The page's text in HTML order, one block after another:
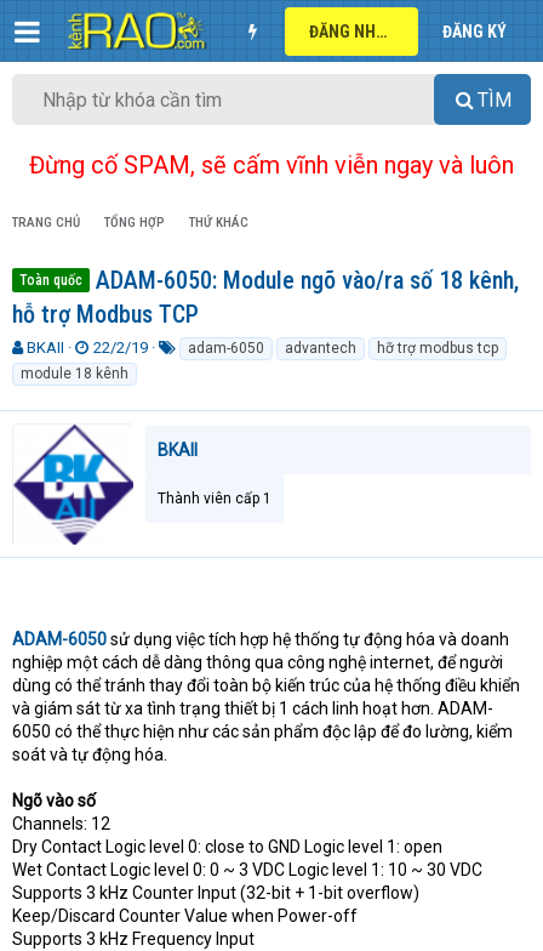
ĐĂNG NHẬP ĐĂNG KÝ
TÌM
Đừng cố SPAM, sẽ cấm vĩnh viễn ngay và luôn
TRANG CHỦ TỔNG HỢP THỨ KHÁC
Toàn quốc
ADAM-6050: Module ngõ vào/ra số 18 kênh,
hỗ trợ Modbus TCP
T
h
r
e
s
t
BKAII
N
g
à
y
ử
i
22/2/19
h
a
adam-6050 advantech
hỡ trợ modbus tcp
module 18 kênh
BKAII
Thành viên cấp 1
ADAM-6050sử dụng việc tích hợp hệ thống tự động hóa và doanh
nghiệp một cách dễ dàng thông qua công nghệ internet, để người
dùng có thể tránh thay đổi toàn bộ kiến trúc của hệ thống điều khiển
và giám sát từ xa tình trạng thiết bị 1 cách linh hoạt hơn. ADAM-
6050 có thể thực hiện như các sản phẩm độc lập để đo lường, kiểm
soát và tự động hóa.
Ngõ vào số
Channels: 12
Dry Contact Logic level 0: close to GND Logic level 1: open
Wet Contact Logic level 0: 0 ~ 3 VDC Logic level 1: 10 ~ 30 VDC
Supports 3 kHz Counter Input (32-bit + 1-bit overflow)
Keep/Discard Counter Value when Power-off
Supports 3 kHz Frequency Input